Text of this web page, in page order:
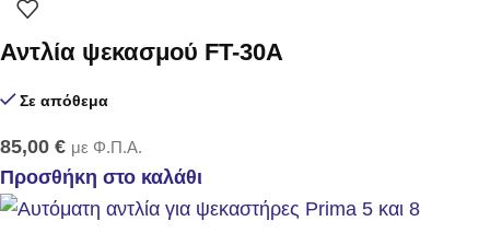
Αντλία ψεκασμού FT-30Α
Σε απόθεμα
85,00 € με Φ.Π.Α.
Προσθήκη στο καλάθι